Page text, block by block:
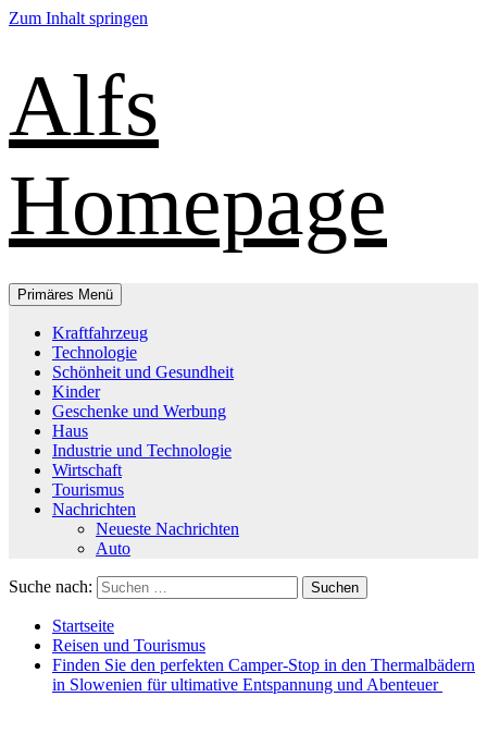
Zum Inhalt springen
Alfs
Homepage
Primäres Menü
Kraftfahrzeug
Technologie
Schönheit und Gesundheit
Kinder
Geschenke und Werbung
Haus
Industrie und Technologie
Wirtschaft
Tourismus
Nachrichten
Neueste Nachrichten
Auto
Suche nach:
Startseite
Reisen und Tourismus
Finden Sie den perfekten Camper-Stop in den Thermalbädern
in Slowenien für ultimative Entspannung und Abenteuer